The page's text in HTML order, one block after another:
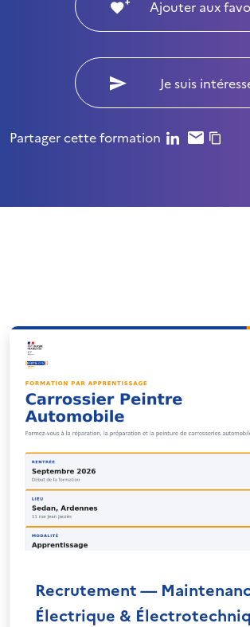
Ajouter aux
Je suis
Partager cette formation
Recrutement —
Électrique &